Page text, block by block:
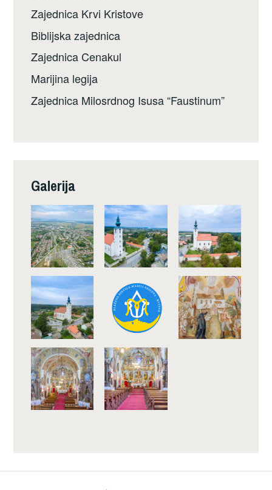
Zajednica Krvi Kristove
Biblijska zajednica
Zajednica Cenakul
Marijina legija
Zajednica Milosrdnog Isusa “Faustinum”
Galerija